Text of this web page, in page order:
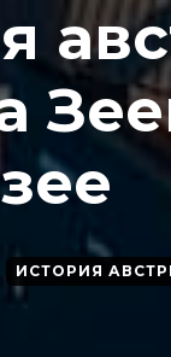
ИСТОРИЯ